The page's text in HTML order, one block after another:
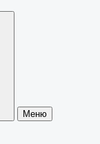
Меню